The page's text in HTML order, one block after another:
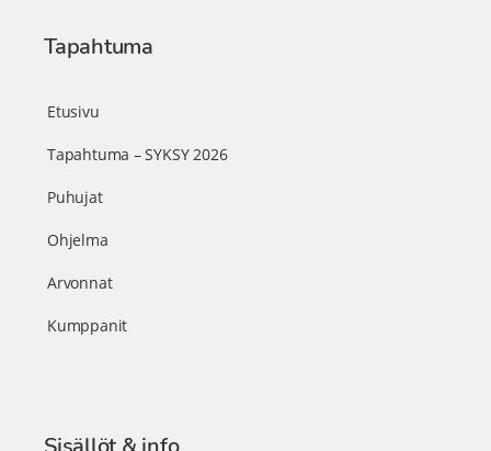
Tapahtuma
Etusivu
Tapahtuma – SYKSY 2026
Puhujat
Ohjelma
Arvonnat
Kumppanit